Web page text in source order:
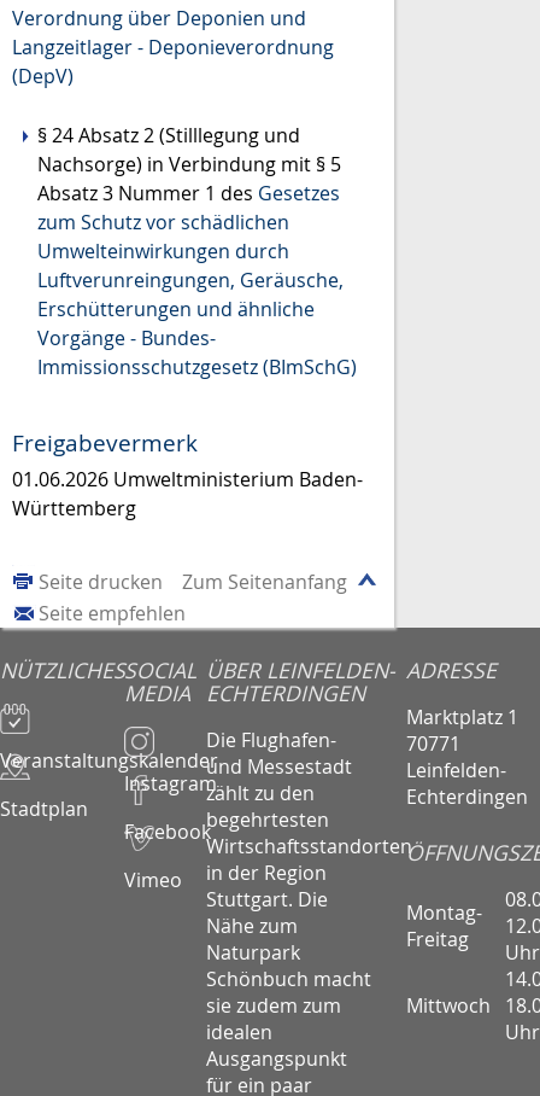
Verordnung über Deponien und
Langzeitlager - Deponieverordnung
(DepV)
§ 24 Absatz 2 (Stilllegung und
Nachsorge) in Verbindung mit § 5
Absatz 3 Nummer 1 des Gesetzes
zum Schutz vor schädlichen
Umwelteinwirkungen durch
Luftverunreingungen, Geräusche,
Erschütterungen und ähnliche
Vorgänge - Bundes-
Immissionsschutzgesetz (BImSchG)
Freigabevermerk
01.06.2026 Umweltministerium Baden-
Württemberg
Zum Seitenanfang
Seite drucken
Seite empfehlen
NÜTZLICHES
Veranstaltungskalender
Stadtplan
SOCIAL
MEDIA
Instagram
Facebook
Vimeo
ÜBER LEINFELDEN-
ECHTERDINGEN
Die Flughafen-
und Messestadt
zählt zu den
begehrtesten
Wirtschaftsstandorten
in der Region
Stuttgart. Die
Nähe zum
Naturpark
Schönbuch macht
sie zudem zum
idealen
Ausgangspunkt
für ein paar
ADRESSE
Marktplatz 1
70771
Leinfelden-
Echterdingen
Montag-
Freitag
Uhr
Mittwoch
Uhr